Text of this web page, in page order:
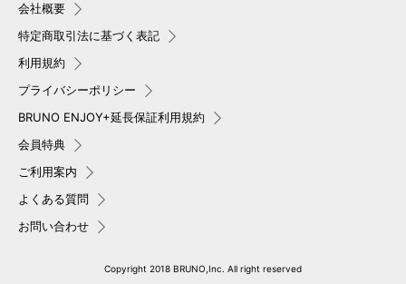
会社概要
特定商取引法に基づく表記
利用規約
プライバシーポリシー
BRUNO ENJOY+延長保証利用規約
会員特典
ご利用案内
よくある質問
お問い合わせ
Copyright 2018 BRUNO,Inc. All right reserved